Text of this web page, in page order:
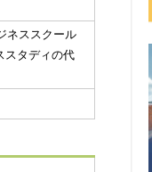
ネススクール
スタディの代